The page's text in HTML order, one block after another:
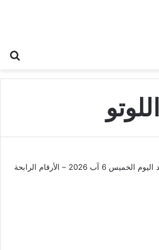
اللوتو